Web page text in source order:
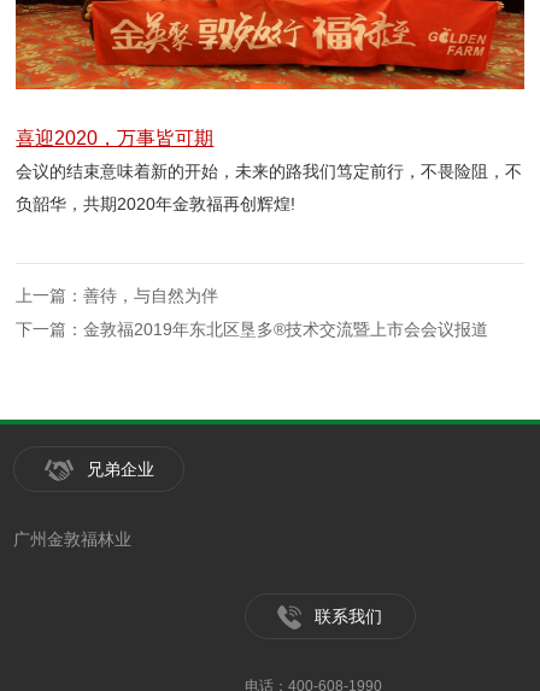
喜迎2020，万事皆可期
会议的结束意味着新的开始，未来的路我们笃定前行，不畏险阻，不
负韶华，共期2020年金敦福再创辉煌!
上一篇：善待，与自然为伴
下一篇：金敦福2019年东北区垦多®技术交流暨上市会会议报道
兄弟企业
广州金敦福林业
联系我们
电话：400-608-1990